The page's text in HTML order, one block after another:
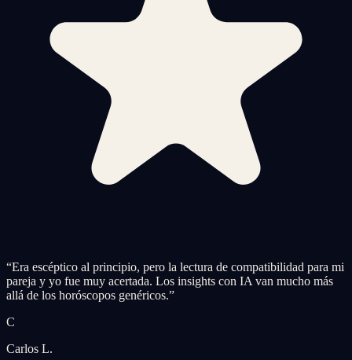
“Era escéptico al principio, pero la lectura de compatibilidad para mi
pareja y yo fue muy acertada. Los insights con IA van mucho más
allá de los horóscopos genéricos.”
C
Carlos L.